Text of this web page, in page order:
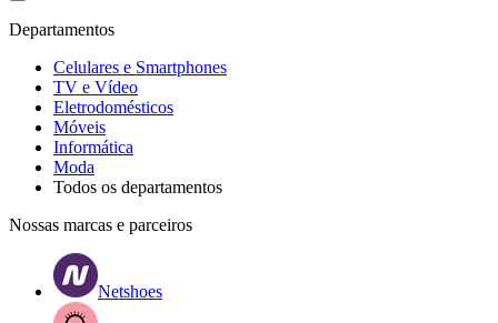
Departamentos
Celulares e Smartphones
TV e Vídeo
Eletrodomésticos
Móveis
Informática
Moda
Todos os departamentos
Nossas marcas e parceiros
Netshoes